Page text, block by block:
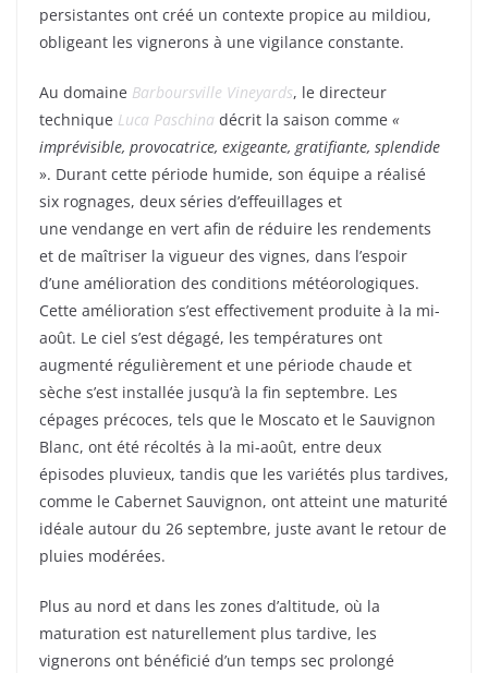
persistantes ont créé un contexte propice au mildiou,
obligeant les vignerons à une vigilance constante.
Au domaine Barboursville Vineyards, le directeur
technique Luca Paschina décrit la saison comme «
imprévisible, provocatrice, exigeante, gratifiante, splendide
». Durant cette période humide, son équipe a réalisé
six rognages, deux séries d’effeuillages et
une vendange en vert afin de réduire les rendements
et de maîtriser la vigueur des vignes, dans l’espoir
d’une amélioration des conditions météorologiques.
Cette amélioration s’est effectivement produite à la mi-
août. Le ciel s’est dégagé, les températures ont
augmenté régulièrement et une période chaude et
sèche s’est installée jusqu’à la fin septembre. Les
cépages précoces, tels que le Moscato et le Sauvignon
Blanc, ont été récoltés à la mi-août, entre deux
épisodes pluvieux, tandis que les variétés plus tardives,
comme le Cabernet Sauvignon, ont atteint une maturité
idéale autour du 26 septembre, juste avant le retour de
pluies modérées.
Plus au nord et dans les zones d’altitude, où la
maturation est naturellement plus tardive, les
vignerons ont bénéficié d’un temps sec prolongé